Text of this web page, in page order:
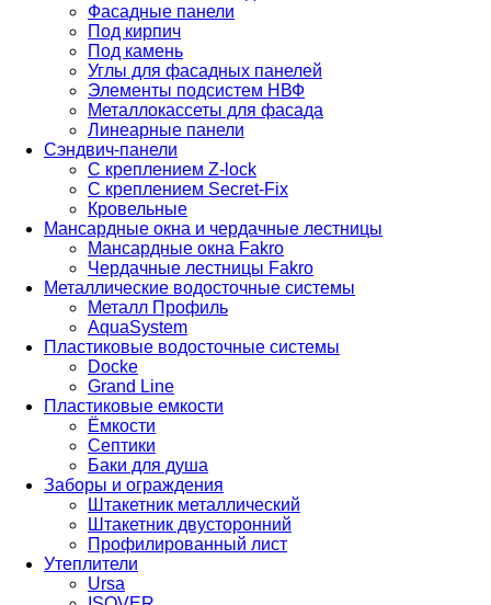
Фасадные панели
Под кирпич
Под камень
Углы для фасадных панелей
Элементы подсистем НВФ
Металлокассеты для фасада
Линеарные панели
Сэндвич-панели
С креплением Z-lock
С креплением Secret-Fix
Кровельные
Мансардные окна и чердачные лестницы
Мансардные окна Fakro
Чердачные лестницы Fakro
Металлические водосточные системы
Металл Профиль
AquaSystem
Пластиковые водосточные системы
Docke
Grand Line
Пластиковые емкости
Ёмкости
Септики
Баки для душа
Заборы и ограждения
Штакетник металлический
Штакетник двусторонний
Профилированный лист
Утеплители
Ursa